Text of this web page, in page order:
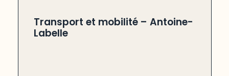
Transport et mobilité – Antoine-
Labelle